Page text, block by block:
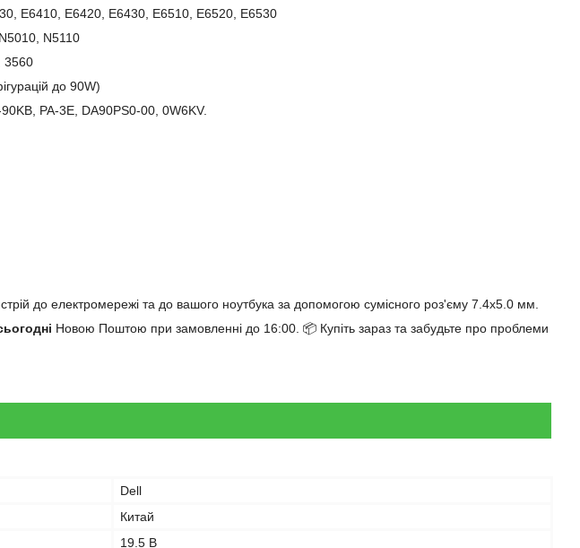
E6410, E6420, E6430, E6510, E6520, E6530
N5110
3560
до 90W)
PA-3E, DA90PS0-00, 0W6KV.
до електромережі та до вашого ноутбука за допомогою сумісного роз'єму 7.4x5.0 мм.
Новою Поштою при замовленні до 16:00. 📦 Купіть зараз та забудьте про проблеми
Dell
Китай
19.5 В